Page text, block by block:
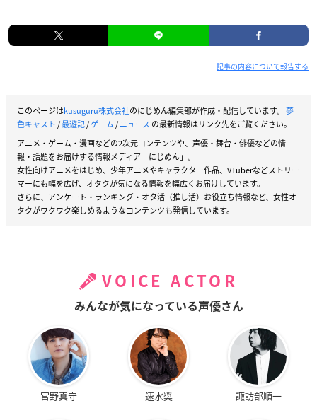
記事の内容について報告する
このページはkusuguru株式会社のにじめん編集部が作成・配信しています。 夢
色キャスト /最遊記/ゲーム/ニュース の最新情報はリンク先をご覧ください。
アニメ・ゲーム・漫画などの2次元コンテンツや、声優・舞台・俳優などの情
報・話題をお届けする情報メディア「にじめん」。
女性向けアニメをはじめ、少年アニメやキャラクター作品、VTuberなどストリー
マーにも幅を広げ、オタクが気になる情報を幅広くお届けしています。
さらに、アンケート・ランキング・オタ活（推し活）お役立ち情報など、女性オ
タクがワクワク楽しめるようなコンテンツも発信しています。
VOICE ACTOR
みんなが気になっている声優さん
宮野真守 速水奨 諏訪部順一